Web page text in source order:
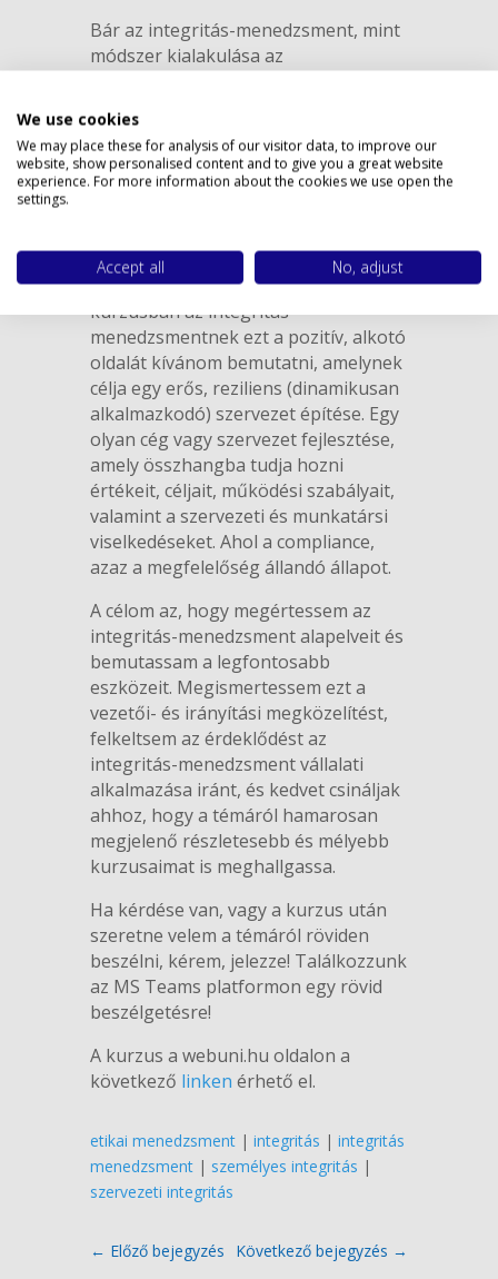
Bár az integritás-menedzsment, mint
módszer kialakulása az
kapcsolódik, és ma Magyarországon
is legtöbbször ennek kapcsán esik
szó róla, véleményem szerint az
integritás és integritás-menedzsment
megakadályozására, hanem egy
állapot létrehozására irányul. Ebben a
kurzusban az integritás-
menedzsmentnek ezt a pozitív, alkotó
oldalát kívánom bemutatni, amelynek
célja egy erős, reziliens (dinamikusan
alkalmazkodó) szervezet építése. Egy
olyan cég vagy szervezet fejlesztése,
amely összhangba tudja hozni
értékeit, céljait, működési szabályait,
valamint a szervezeti és munkatársi
viselkedéseket. Ahol a compliance,
azaz a megfelelőség állandó állapot.
A célom az, hogy megértessem az
integritás-menedzsment alapelveit és
bemutassam a legfontosabb
eszközeit. Megismertessem ezt a
vezetői- és irányítási megközelítést,
felkeltsem az érdeklődést az
integritás-menedzsment vállalati
alkalmazása iránt, és kedvet csináljak
ahhoz, hogy a témáról hamarosan
megjelenő részletesebb és mélyebb
kurzusaimat is meghallgassa.
Ha kérdése van, vagy a kurzus után
szeretne velem a témáról röviden
beszélni, kérem, jelezze! Találkozzunk
az MS Teams platformon egy rövid
beszélgetésre!
A kurzus a webuni.hu oldalon a
következő linken érhető el.
etikai menedzsment| integritás | integritás
menedzsment| személyes integritás |
szervezeti integritás
← Előző bejegyzés Következő bejegyzés →
We use cookies
We may place these for analysis of our visitor data, to improve our
website, show personalised content and to give you a great website
experience. For more information about the cookies we use open the
settings.
Accept all No, adjust